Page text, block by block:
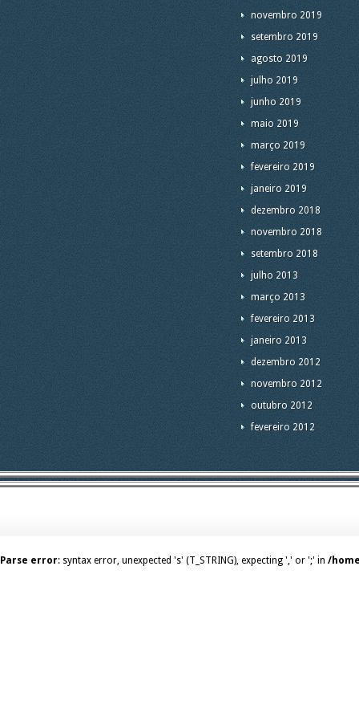
novembro 2019
setembro 2019
agosto 2019
julho 2019
junho 2019
maio 2019
março 2019
fevereiro 2019
janeiro 2019
dezembro 2018
novembro 2018
setembro 2018
julho 2013
março 2013
fevereiro 2013
janeiro 2013
dezembro 2012
novembro 2012
outubro 2012
fevereiro 2012
Parse error: syntax error, unexpected 's' (T_STRING), expecting ',' or ';' in /